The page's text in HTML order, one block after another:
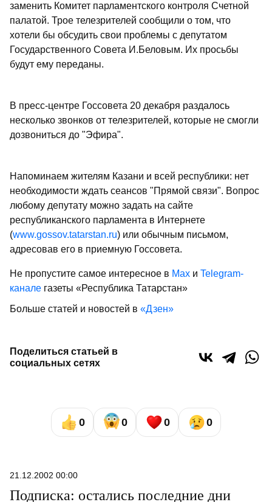
заменить Комитет парламентского контроля Счетной
палатой. Трое телезрителей сообщили о том, что
хотели бы обсудить свои проблемы с депутатом
Государственного Совета И.Беловым. Их просьбы
будут ему переданы.
В пресс-центре Госсовета 20 декабря раздалось
несколько звонков от телезрителей, которые не смогли
дозвониться до "Эфира".
Напоминаем жителям Казани и всей республики: нет
необходимости ждать сеансов "Прямой связи". Вопрос
любому депутату можно задать на сайте
республиканского парламента в Интернете
(www.gossov.tatarstan.ru) или обычным письмом,
адресовав его в приемную Госсовета.
Не пропустите самое интересное в Max и Telegram-
канале газеты «Республика Татарстан»
Больше статей и новостей в «Дзен»
Поделиться статьей в
социальных сетях
0 0 0 0
21.12.2002 00:00
Подписка: остались последние дни